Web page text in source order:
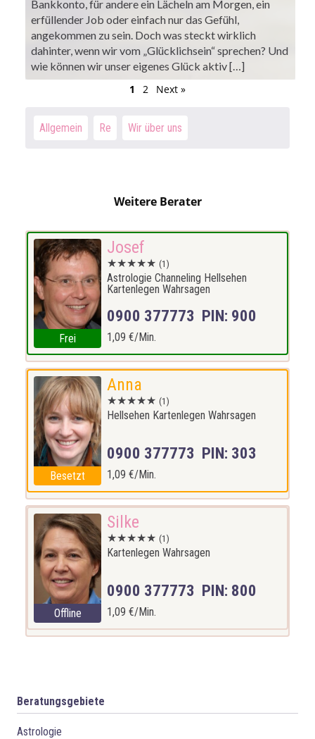
Bankkonto, für andere ein Lächeln am Morgen, ein
erfüllender Job oder einfach nur das Gefühl,
angekommen zu sein. Doch was steckt wirklich
dahinter, wenn wir vom „Glücklichsein“ sprechen? Und
wie können wir unser eigenes Glück aktiv […]
1
2 Next »
Allgemein Re Wir über uns
Weitere Berater
Frei
Josef
★★★★★ (1)
Astrologie Channeling Hellsehen
Kartenlegen Wahrsagen
0900 377773 PIN: 900
1,09 €/Min.
Besetzt
Anna
★★★★★ (1)
Hellsehen Kartenlegen Wahrsagen
0900 377773 PIN: 303
1,09 €/Min.
Offline
Silke
★★★★★ (1)
Kartenlegen Wahrsagen
0900 377773 PIN: 800
1,09 €/Min.
Beratungsgebiete
Astrologie